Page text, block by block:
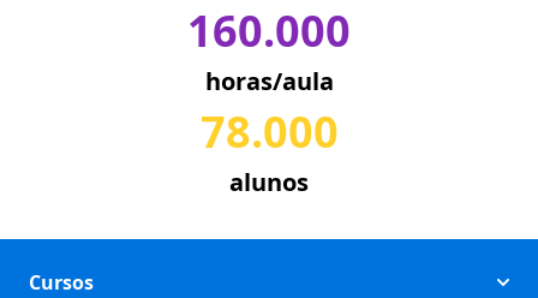
160.000
horas/aula
78.000
alunos
Cursos